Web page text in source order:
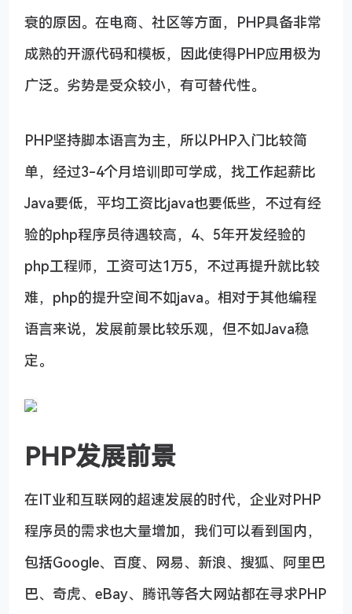
衰的原因。在电商、社区等方面，PHP具备非常
成熟的开源代码和模板，因此使得PHP应用极为
广泛。劣势是受众较小，有可替代性。
PHP坚持脚本语言为主，所以PHP入门比较简
单，经过3-4个月培训即可学成，找工作起薪比
Java要低，平均工资比java也要低些，不过有经
验的php程序员待遇较高，4、5年开发经验的
php工程师，工资可达1万5，不过再提升就比较
难，php的提升空间不如java。相对于其他编程
语言来说，发展前景比较乐观，但不如Java稳
定。
PHP发展前景
在IT业和互联网的超速发展的时代，企业对PHP
程序员的需求也大量增加，我们可以看到国内，
包括Google、百度、网易、新浪、搜狐、阿里巴
巴、奇虎、eBay、腾讯等各大网站都在寻求PHP